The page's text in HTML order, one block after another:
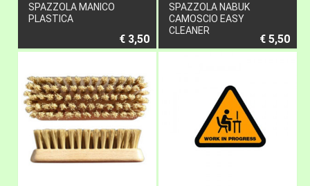
SPAZZOLA MANICO
PLASTICA
€ 3,50
SPAZZOLA NABUK
CAMOSCIO EASY
CLEANER
€ 5,50